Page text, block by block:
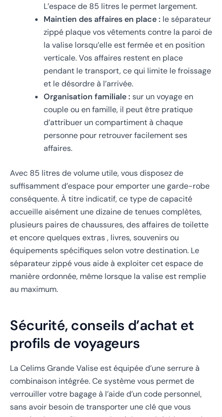
L’espace de 85 litres le permet largement.
Maintien des affaires en place : le séparateur
zippé plaque vos vêtements contre la paroi de
la valise lorsqu’elle est fermée et en position
verticale. Vos affaires restent en place
pendant le transport, ce qui limite le froissage
et le désordre à l’arrivée.
Organisation familiale : sur un voyage en
couple ou en famille, il peut être pratique
d’attribuer un compartiment à chaque
personne pour retrouver facilement ses
affaires.
Avec 85 litres de volume utile, vous disposez de
suffisamment d’espace pour emporter une garde-robe
conséquente. À titre indicatif, ce type de capacité
accueille aisément une dizaine de tenues complètes,
plusieurs paires de chaussures, des affaires de toilette
et encore quelques extras , livres, souvenirs ou
équipements spécifiques selon votre destination. Le
séparateur zippé vous aide à exploiter cet espace de
manière ordonnée, même lorsque la valise est remplie
au maximum.
Sécurité, conseils d’achat et
profils de voyageurs
La Celims Grande Valise est équipée d’une serrure à
combinaison intégrée. Ce système vous permet de
verrouiller votre bagage à l’aide d’un code personnel,
sans avoir besoin de transporter une clé que vous